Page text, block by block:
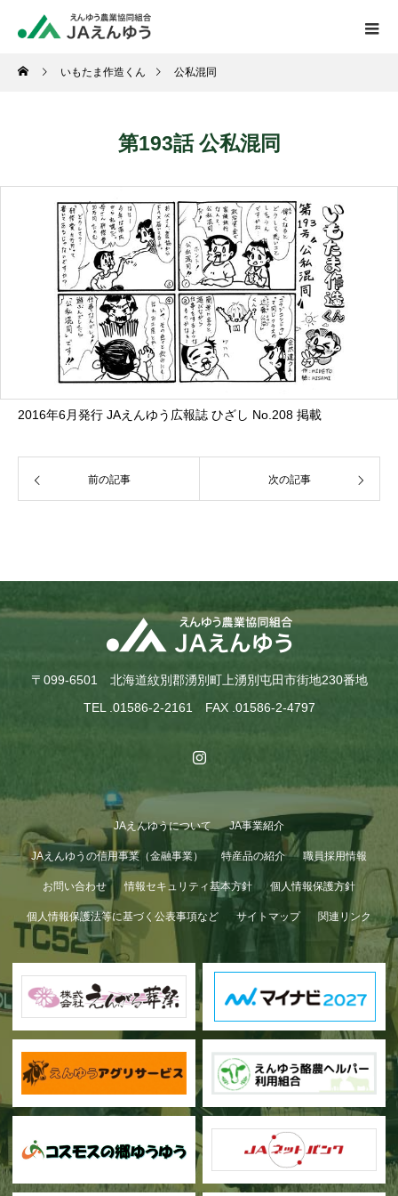
いもたま作造くん 公私混同
第193話 公私混同
2016年6月発行 JAえんゆう広報誌 ひざし No.208 掲載
前の記事 次の記事
〒099-6501 北海道紋別郡湧別町上湧別屯田市街地230番地
TEL .01586-2-2161 FAX .01586-2-4797
JAえんゆうについて JA事業紹介
JAえんゆうの信用事業（金融事業） 特産品の紹介 職員採用情報
お問い合わせ 情報セキュリティ基本方針 個人情報保護方針
個人情報保護法等に基づく公表事項など サイトマップ 関連リンク